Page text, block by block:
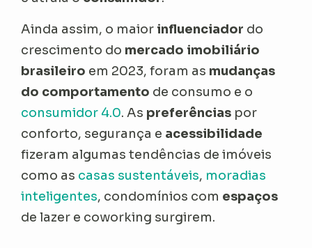
Ainda assim, o maior influenciador do
crescimento do mercado imobiliário
brasileiro em 2023, foram as mudanças
do comportamento de consumo e o
consumidor 4.0. As preferências por
conforto, segurança e acessibilidade
fizeram algumas tendências de imóveis
como as casas sustentáveis, moradias
inteligentes, condomínios com espaços
de lazer e coworking surgirem.